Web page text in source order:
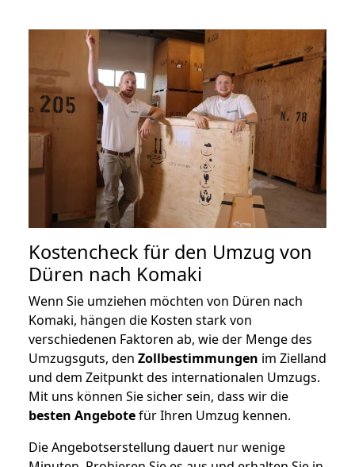
Kostencheck für den Umzug von
Düren nach Komaki
Wenn Sie umziehen möchten von Düren nach
Komaki, hängen die Kosten stark von
verschiedenen Faktoren ab, wie der Menge des
Umzugsguts, den Zollbestimmungen im Zielland
und dem Zeitpunkt des internationalen Umzugs.
Mit uns können Sie sicher sein, dass wir die
besten Angebotefür Ihren Umzug kennen.
Die Angebotserstellung dauert nur wenige